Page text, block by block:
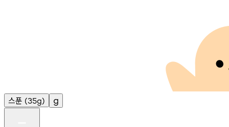
스푼 (35g) g